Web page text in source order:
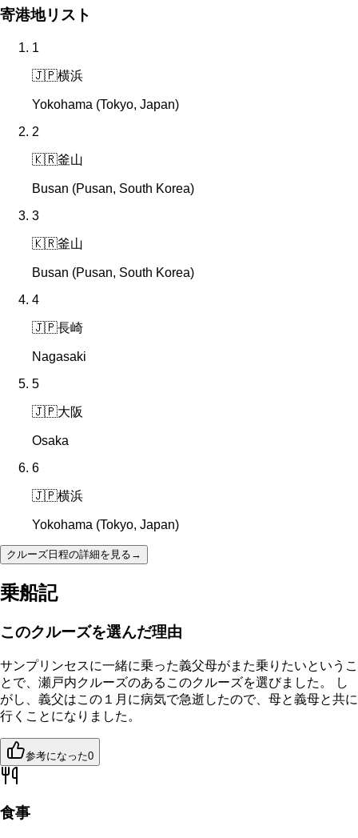
寄港地リスト
1
🇯🇵横浜
Yokohama (Tokyo, Japan)
2
🇰🇷釜山
Busan (Pusan, South Korea)
3
🇰🇷釜山
Busan (Pusan, South Korea)
4
🇯🇵長崎
Nagasaki
5
🇯🇵大阪
Osaka
6
🇯🇵横浜
Yokohama (Tokyo, Japan)
クルーズ日程の詳細を見る →
乗船記
このクルーズを選んだ理由
サンプリンセスに一緒に乗った義父母がまた乗りたいというこ
とで、瀬戸内クルーズのあるこのクルーズを選びました。 し
がし、義父はこの１月に病気で急逝したので、母と義母と共に
行くことになりました。
参考になった0
食事